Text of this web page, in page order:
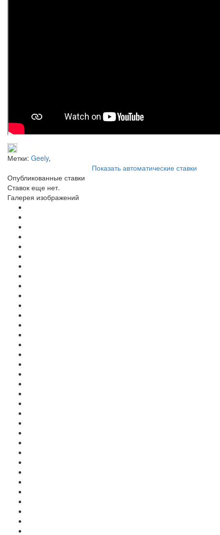
Метки: Geely,
Показать автоматические ставки
Опубликованные ставки
Ставок еще нет.
Галерея изображений